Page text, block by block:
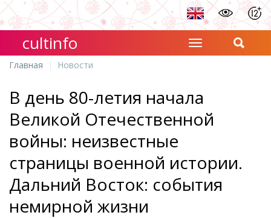
cultinfo
Главная Новости
В день 80-летия начала
Великой Отечественной
войны: неизвестные
страницы военной истории.
Дальний Восток: события
немирной жизни